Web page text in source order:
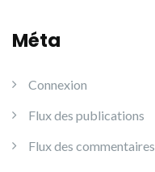
Méta
Connexion
Flux des publications
Flux des commentaires